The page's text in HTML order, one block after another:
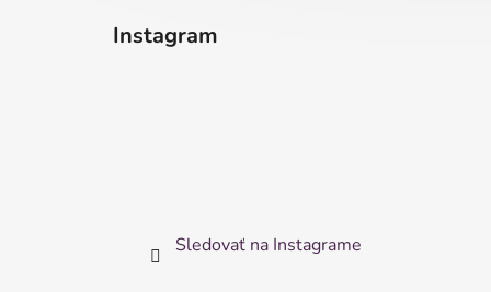
Instagram
Sledovať na Instagrame